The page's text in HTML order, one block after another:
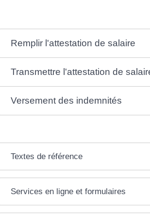
Remplir l'attestation de salaire
Transmettre l'attestation de
Versement des indemnités
Textes de référence
Services en ligne et formulaires